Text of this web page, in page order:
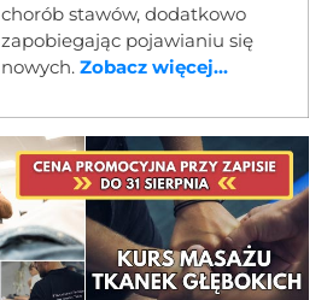
chorób stawów, dodatkowo
zapobiegając pojawianiu się
nowych. Zobacz więcej...